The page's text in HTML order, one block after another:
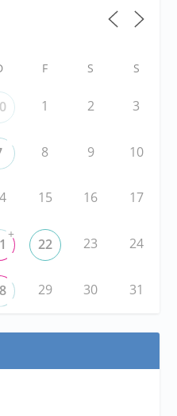
F S S
1 2 3
8 9 10
15 16 17
+
22 23 24
29 30 31